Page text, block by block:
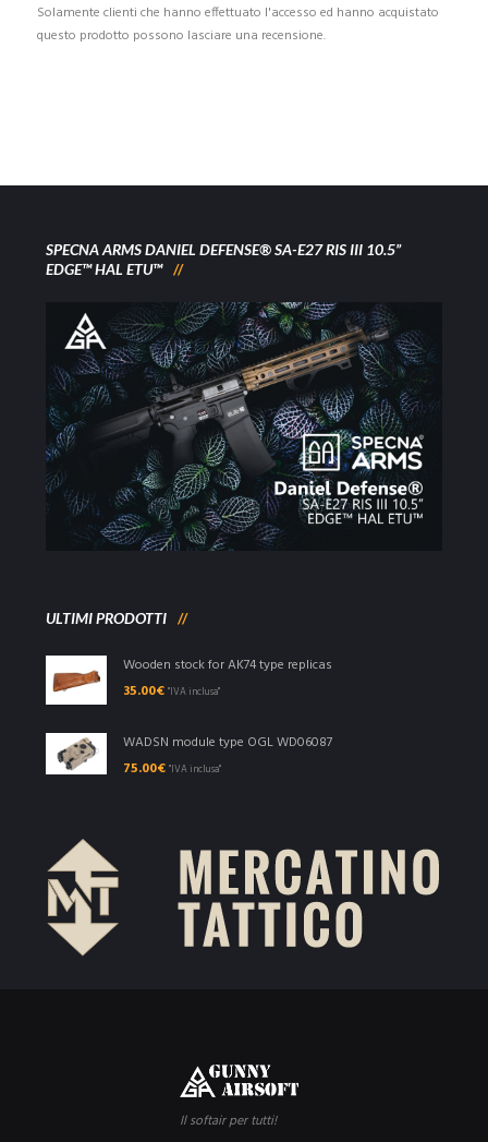
Solamente clienti che hanno effettuato l'accesso ed hanno acquistato
questo prodotto possono lasciare una recensione.
SPECNA ARMS DANIEL DEFENSE® SA-E27 RIS III 10.5”
EDGE™ HAL ETU™
ULTIMI PRODOTTI
Wooden stock for AK74 type replicas
35.00€ "IVA inclusa"
WADSN module type OGL WD06087
75.00€ "IVA inclusa"
Il softair per tutti!